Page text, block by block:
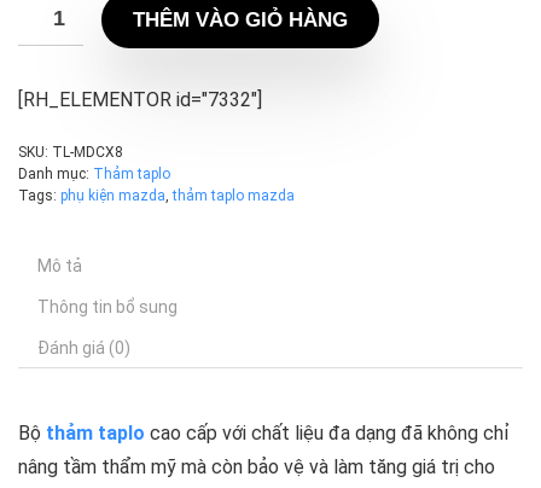
THÊM VÀO GIỎ HÀNG
[RH_ELEMENTOR id="7332"]
SKU: TL-MDCX8
Danh mục: Thảm taplo
Tags: phụ kiện mazda,thảm taplo mazda
Mô tả
Thông tin bổ sung
Đánh giá (0)
Bộ thảm taplo cao cấp với chất liệu đa dạng đã không chỉ
nâng tầm thẩm mỹ mà còn bảo vệ và làm tăng giá trị cho